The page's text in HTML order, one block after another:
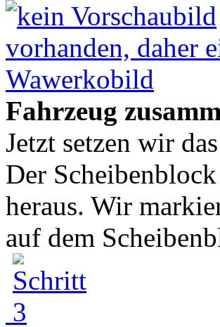
Fahrzeug
Jetzt setzen wir
Der
heraus. Wir
auf dem